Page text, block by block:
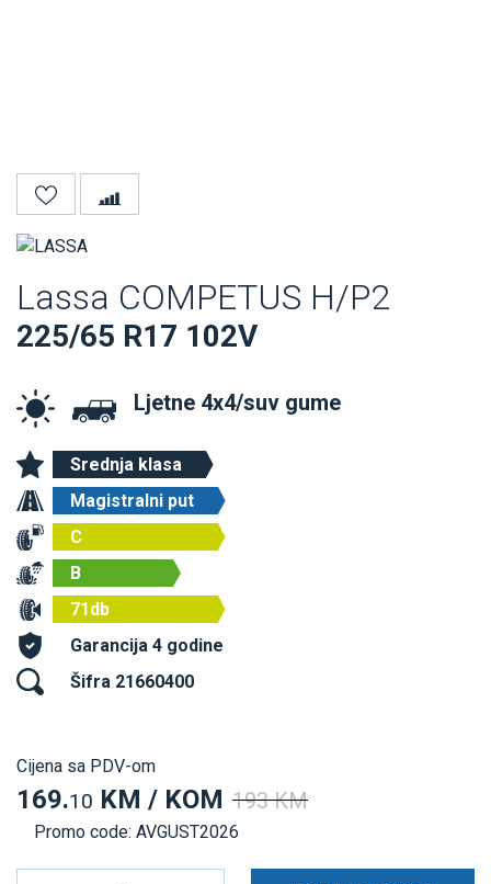
Lassa COMPETUS H/P2
225/65 R17 102V
Ljetne 4x4/suv gume
Srednja klasa
Magistralni put
C
B
71db
Garancija 4 godine
Šifra 21660400
Cijena sa PDV-om
169.10 KM / KOM 193 KM
Promo code: AVGUST2026